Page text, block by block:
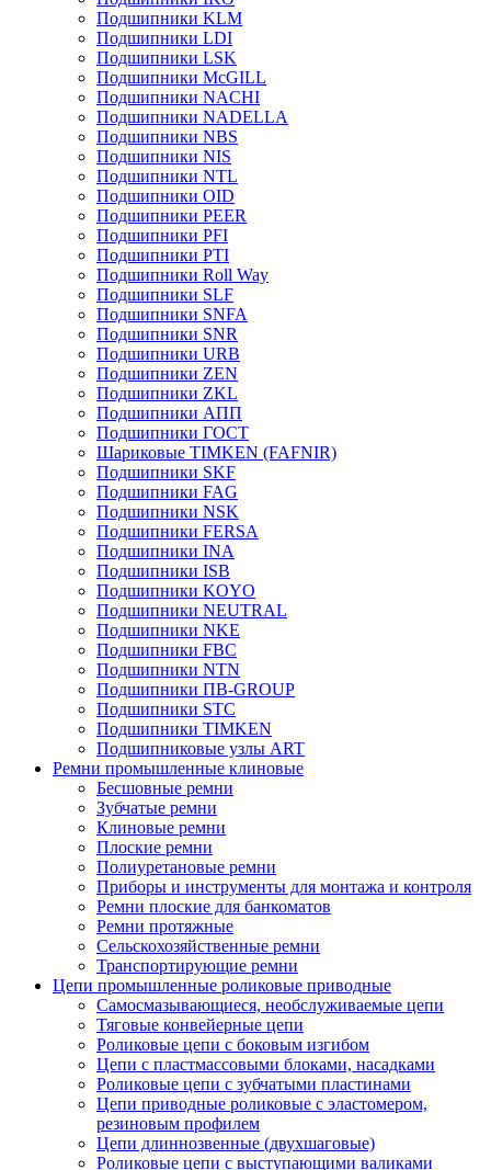
Подшипники KLM
Подшипники LDI
Подшипники LSK
Подшипники McGILL
Подшипники NACHI
Подшипники NADELLA
Подшипники NBS
Подшипники NIS
Подшипники NTL
Подшипники OID
Подшипники PEER
Подшипники PFI
Подшипники PTI
Подшипники Roll Way
Подшипники SLF
Подшипники SNFA
Подшипники SNR
Подшипники URB
Подшипники ZEN
Подшипники ZKL
Подшипники АПП
Подшипники ГОСТ
Шариковые ТІMKEN (FAFNIR)
Подшипники SKF
Подшипники FAG
Подшипники NSK
Подшипники FERSA
Подшипники INA
Подшипники ISB
Подшипники KOYO
Подшипники NEUTRAL
Подшипники NKE
Подшипники FBC
Подшипники NTN
Подшипники ПВ-GROUP
Подшипники STC
Подшипники TIMKEN
Подшипниковые узлы ART
Ремни промышленные клиновые
Бесшовные ремни
Зубчатые ремни
Клиновые ремни
Плоские ремни
Полиуретановые ремни
Приборы и инструменты для монтажа и контроля
Ремни плоские для банкоматов
Ремни протяжные
Сельскохозяйственные ремни
Транспортирующие ремни
Цепи промышленные роликовые приводные
Самосмазывающиеся, необслуживаемые цепи
Тяговые конвейерные цепи
Роликовые цепи с боковым изгибом
Цепи с пластмассовыми блоками, насадками
Роликовые цепи с зубчатыми пластинами
Цепи приводные роликовые с эластомером,
резиновым профилем
Цепи длиннозвенные (двухшаговые)
Роликовые цепи с выступающими валиками